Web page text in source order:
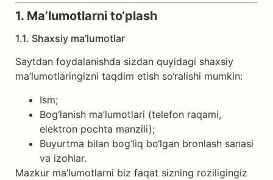
1. Ma’lumotlarni to‘plash
1.1. Shaxsiy ma’lumotlar
Saytdan foydalanishda sizdan quyidagi shaxsiy
ma’lumotlaringizni taqdim etish so‘ralishi mumkin:
Ism;
Bog‘lanish ma’lumotlari (telefon raqami,
elektron pochta manzili);
Buyurtma bilan bog‘liq bo‘lgan bronlash sanasi
va izohlar.
Mazkur ma’lumotlarni biz faqat sizning roziligingiz